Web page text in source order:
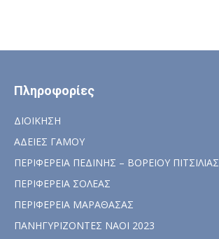
Πληροφορίες
ΔΙΟΙΚΗΣΗ
ΑΔΕΙΕΣ ΓΑΜΟΥ
ΠΕΡΙΦΕΡΕΙΑ ΠΕΔΙΝΗΣ – ΒΟΡΕΙΟΥ ΠΙΤΣΙΛΙΑΣ
ΠΕΡΙΦΕΡΕΙΑ ΣΟΛΕΑΣ
ΠΕΡΙΦΕΡΕΙΑ ΜΑΡΑΘΑΣΑΣ
ΠΑΝΗΓΥΡΙΖΟΝΤΕΣ ΝΑΟΙ 2023